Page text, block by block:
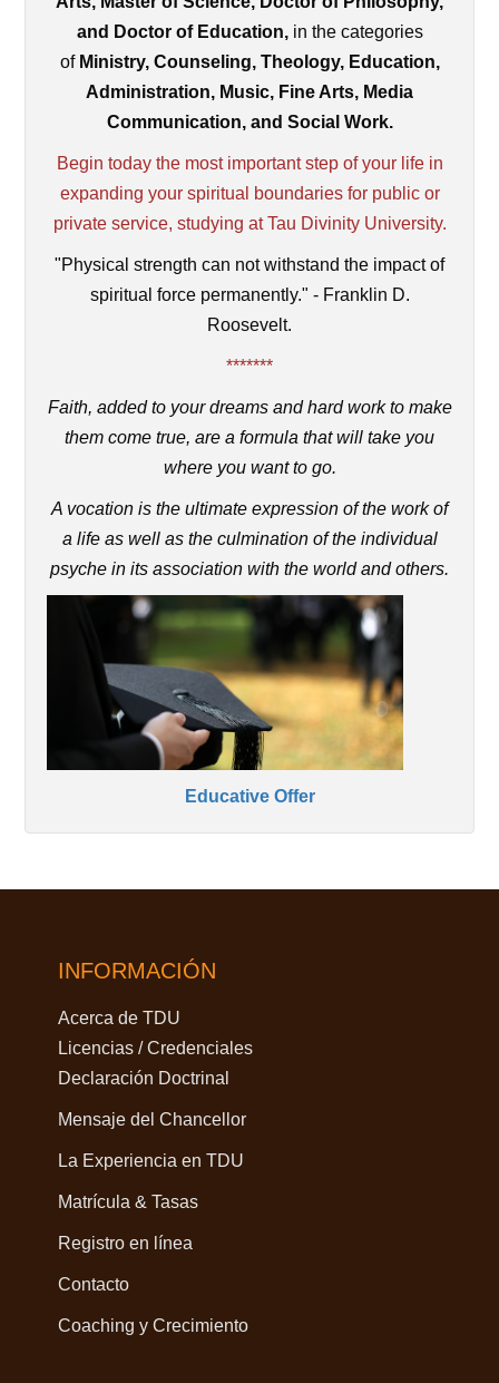
and Doctor of Education,in the categories
ofMinistry, Counseling, Theology, Education,
Administration, Music, Fine Arts, Media
Communication, and Social Work.
Begin today the most important step of your life in
expanding your spiritual boundaries for public or
private service, studying at Tau Divinity University.
"Physical strength can not withstand the impact of
spiritual force permanently." - Franklin D.
Roosevelt.
*******
Faith, added to your dreams and hard work to make
them come true, are a formula that will take you
where you want to go.
A vocation is the ultimate expression of the work of
a life as well as the culmination of the individual
psyche in its association with the world and others.
Educative Offer
INFORMACIÓN
Acerca de TDU
Licencias / Credenciales
Declaración Doctrinal
Mensaje del Chancellor
La Experiencia en TDU
Matrícula & Tasas
Registro en línea
Contacto
Coaching y Crecimiento